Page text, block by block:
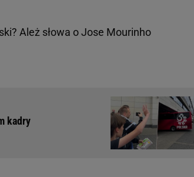
Ależ słowa o Jose Mourinho
kadry